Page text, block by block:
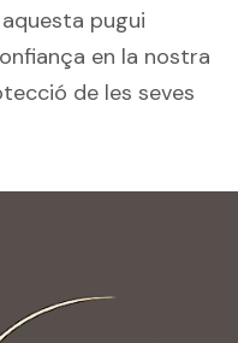
pugui
en la nostra
de les seves